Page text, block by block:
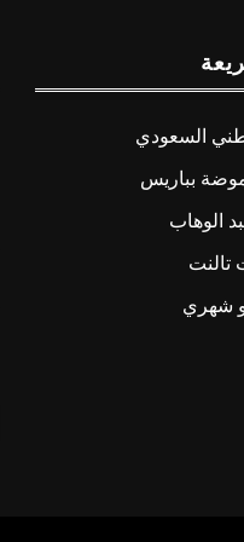
السعودي
بباريس
الوهاب
تالنت
شهري